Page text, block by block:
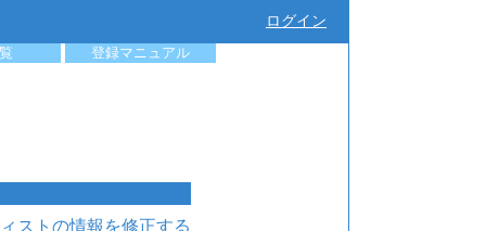
ログイン
登録マニュアル
ストの情報を修正する